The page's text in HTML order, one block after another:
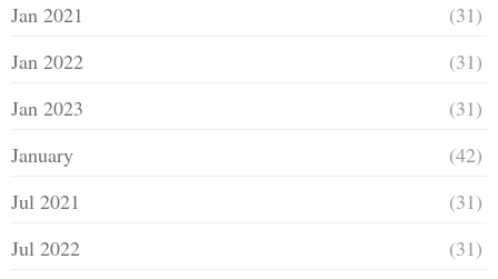
Jan 2021
(31)
Jan 2022
(31)
Jan 2023
(31)
January
(42)
Jul 2021
(31)
Jul 2022
(31)